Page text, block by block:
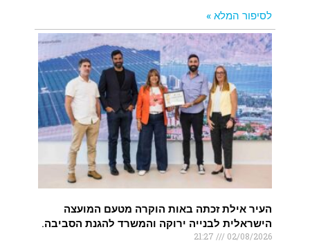
לסיפור המלא »
העיר אילת זכתה באות הוקרה מטעם המועצה
הישראלית לבנייה ירוקה והמשרד להגנת הסביבה.
02/08/2026